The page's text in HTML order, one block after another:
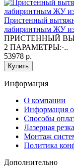
Пристенный
лабиринтным ЖУ
ПРИСТЕННЫЙ
2 ПАРАМЕТРЫ:·..
53978 р.
Купить
Информация
O компании
Информация о
Способы
Лазерная
Монтаж
Политика
Дополнительно